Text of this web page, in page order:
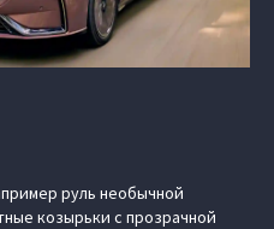
руль необычной
козырьки с прозрачной